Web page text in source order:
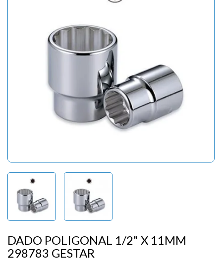
DADO POLIGONAL 1/2" X 11MM
298783 GESTAR